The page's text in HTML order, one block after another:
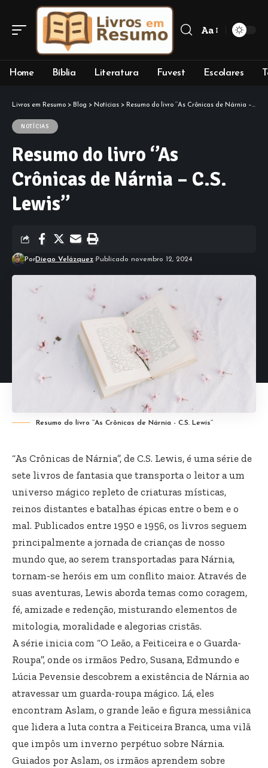
Font
Aa
Home Bíblia Literatura Fuvest Escolares
Livros em Resumo > Blog > Notícias > Resumo do livro ‘’As Crônicas de Nárnia – C.S. Lewis’’
NOTÍCIAS
Resumo do livro ‘’As
Crônicas de Nárnia – C.S.
Lewis’’
PorDiego Velázquez Publicado novembro 12, 2024
Resumo do livro ‘’As Crônicas de Nárnia - C.S. Lewis’’
“As Crônicas de Nárnia”, de C.S. Lewis, é uma série de
sete livros de fantasia que transporta o leitor a um
universo mágico repleto de criaturas místicas,
reinos distantes e batalhas épicas entre o bem e o
mal. Publicados entre 1950 e 1956, os livros seguem
principalmente a jornada de crianças de nosso
mundo que, ao serem transportadas para Nárnia,
tornam-se heróis em um conflito maior. Através de
suas aventuras, Lewis aborda temas como coragem,
fé, amizade e redenção, misturando elementos de
mitologia, moralidade e alegorias cristãs.
A série inicia com “O Leão, a Feiticeira e o Guarda-
Roupa”, onde os irmãos Pedro, Susana, Edmundo e
Lúcia Pevensie descobrem a existência de Nárnia ao
atravessar um guarda-roupa mágico. Lá, eles
encontram Aslam, o grande leão e figura messiânica
que lidera a luta contra a Feiticeira Branca, uma vilã
que impôs um inverno perpétuo sobre Nárnia.
Guiados por Aslam, os irmãos aprendem sobre